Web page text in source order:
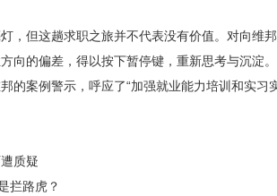
，但这趟求职之旅并不代表没有价值。对向维
向的偏差，得以按下暂停键，重新思考与沉淀
的案例警示，呼应了“加强就业能力培训和实习
质疑
拦路虎？